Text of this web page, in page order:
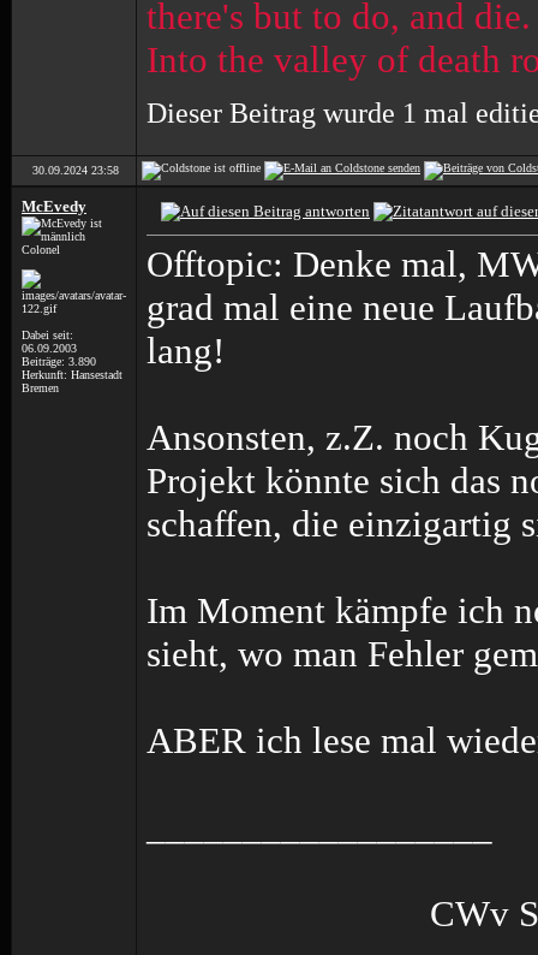
there's but to do, and die.
Into the valley of death
Dieser Beitrag wurde 1 mal
30.09.2024 23:58
McEvedy
Colonel
Dabei seit:
06.09.2003
Beiträge: 3.890
Herkunft: Hansestadt
Bremen
Offtopic: Denke mal,
grad mal eine neue
lang!
Ansonsten, z.Z. noch
Projekt könnte sich das
schaffen, die einzigartig
Im Moment kämpfe ich
sieht, wo man Fehler
ABER ich lese mal
CWv